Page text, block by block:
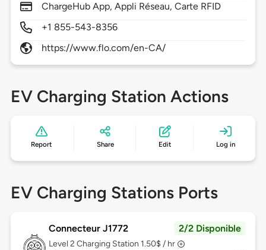
ChargeHub App, Appli Réseau, Carte RFID
+1 855-543-8356
https://www.flo.com/en-CA/
EV Charging Station Actions
Report Share Edit Log in
EV Charging Stations Ports
Connecteur J1772 2/2 Disponible
Level 2 Charging Station 1.50$ / hr